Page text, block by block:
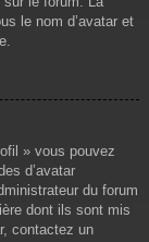
le nom d’avatar et
» vous pouvez
d’avatar
du forum
dont ils sont mis
contactez un